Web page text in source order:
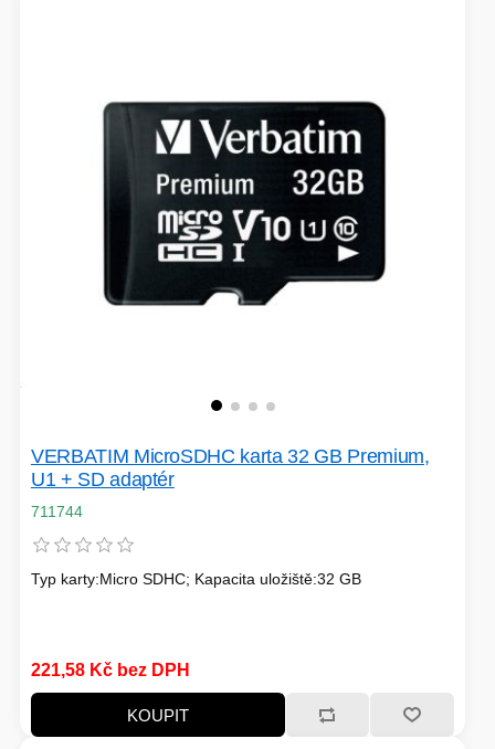
VERBATIM MicroSDHC karta 32 GB Premium,
U1 + SD adaptér
711744
Typ karty:Micro SDHC; Kapacita uložiště:32 GB
221,58 Kč bez DPH
KOUPIT